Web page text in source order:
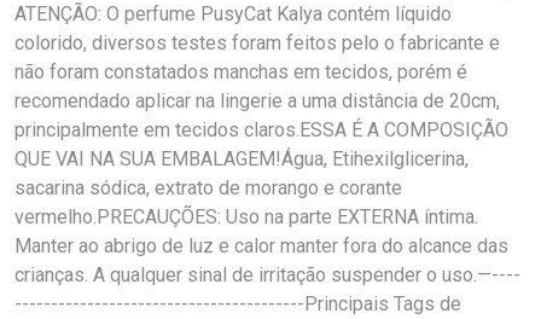
ATENÇÃO: O perfume PusyCat Kalya contém líquido
colorido, diversos testes foram feitos pelo o fabricante e
não foram constatados manchas em tecidos, porém é
recomendado aplicar na lingerie a uma distância de 20cm,
principalmente em tecidos claros.ESSA É A COMPOSIÇÃO
QUE VAI NA SUA EMBALAGEM!Água, Etihexilglicerina,
sacarina sódica, extrato de morango e corante
vermelho.PRECAUÇÕES: Uso na parte EXTERNA íntima.
Manter ao abrigo de luz e calor manter fora do alcance das
crianças. A qualquer sinal de irritação suspender o uso.—----
----------------------------------------Principais Tags de